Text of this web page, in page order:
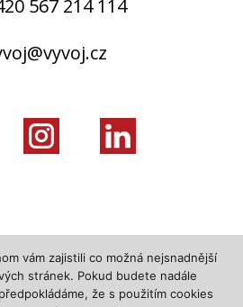
567 214 114
vám zajistili co možná nejsnadnější
stránek. Pokud budete nadále
že s použitím cookies